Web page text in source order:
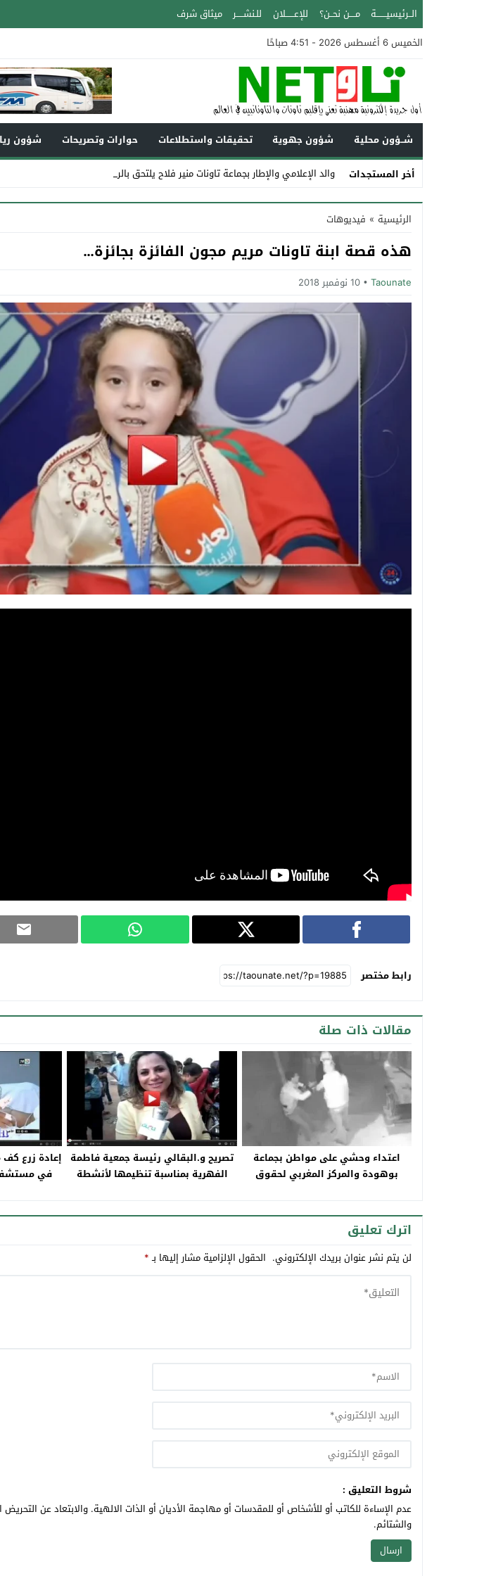
الــرئيسيـــــــة مــــن نحــن؟ للإعــــــلان للـنشـــــر ميثاق شرف
الخميس 6 أغسطس 2026 - 4:51 صباحًا
شــؤون محلية شؤون جهوية تحقيقات واستطلاعات حوارات وتصريحات شؤون
أخر المستجدات
والد الإعلامي والإطار بجماعة تاونات منير فلاح يلتحق بالرفيق الأعل _
Stop
Previous
Next
الرئيسية » فيديوهات
هذه قصة ابنة تاونات مريم مجون الفائزة بجائزة…
Taounate 10 نوفمبر 2018
رابط مختصر
مقالات ذات صلة
اعتداء وحشي على مواطن بجماعة
بوهودة والمركز المغربي لحقوق
تصريح و.البقالي رئيسة جمعية فاطمة
الفهرية بمناسبة تنظيمها لأنشطة
إعادة زرع
اترك تعليق
لن يتم نشر عنوان بريدك الإلكتروني. الحقول الإلزامية مشار إليها بـ*
شروط التعليق :
عدم الإساءة للكاتب أو للأشخاص أو للمقدسات أو مهاجمة الأديان أو الذات الالهية. والابتعاد عن
والشتائم.